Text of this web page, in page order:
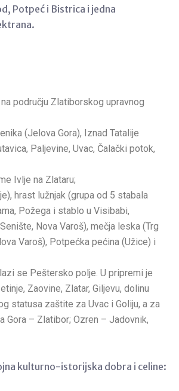
Potpeć i Bistrica i jedna
području Zlatiborskog upravnog
(Jelova Gora), Iznad Tatalije
Paljevine, Uvac, Čalački potok,
Ivlje na Zlataru;
hrast lužnjak (grupa od 5 stabala
Požega i stablo u Visibabi,
Nova Varoš), mečja leska (Trg
Varoš), Potpećka pećina (Užice) i
se Peštersko polje. U pripremi je
Zaovine, Zlatar, Giljevu, dolinu
statusa zaštite za Uvac i Goliju, a za
Gora – Zlatibor; Ozren – Jadovnik,
kulturno-istorijska dobra i celine: